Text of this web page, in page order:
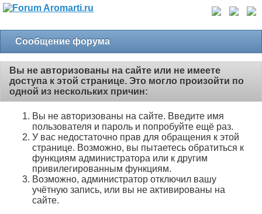
Сообщение форума
Вы не авторизованы на сайте или не имеете
доступа к этой странице. Это могло произойти по
одной из нескольких причин:
Вы не авторизованы на сайте. Введите имя
пользователя и пароль и попробуйте ещё раз.
У вас недостаточно прав для обращения к этой
странице. Возможно, вы пытаетесь обратиться к
функциям администратора или к другим
привилегированным функциям.
Возможно, администратор отключил вашу
учётную запись, или вы не активированы на
сайте.